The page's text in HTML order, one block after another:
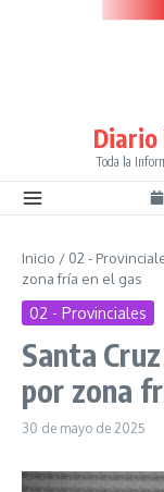
Diario
Toda la
Inicio / 02 -
zona fría en el gas
02 - Provinciales
Santa
por zona
30 de mayo de 2025